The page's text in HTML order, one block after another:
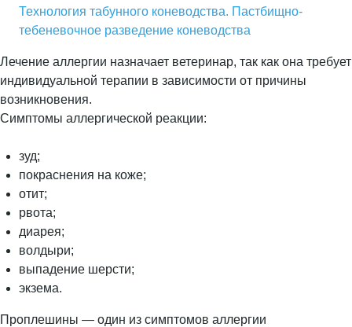
Технология табунного коневодства. Пастбищно-
тебеневочное разведение коневодства
Лечение аллергии назначает ветеринар, так как она требует
индивидуальной терапии в зависимости от причины
возникновения.
Симптомы аллергической реакции:
зуд;
покраснения на коже;
отит;
рвота;
диарея;
волдыри;
выпадение шерсти;
экзема.
Проплешины — один из симптомов аллергии